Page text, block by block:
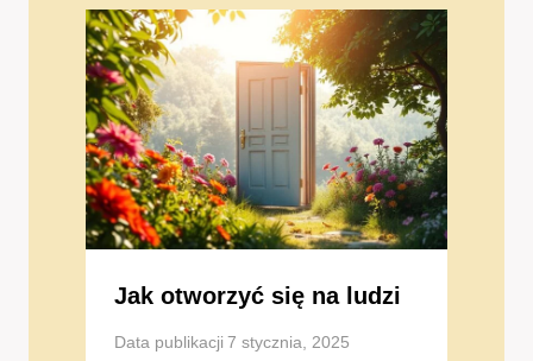
Jak otworzyć się na ludzi
Data publikacji 7 stycznia, 2025